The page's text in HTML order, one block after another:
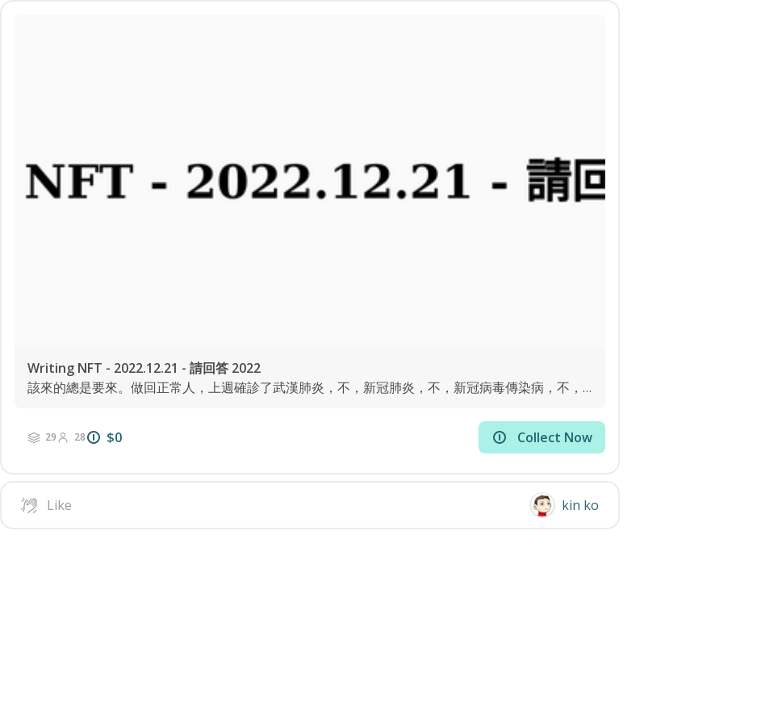
Writing NFT - 2022.12.21 - 請回答 2022
該來的總是要來。做回正常人，上週確診了武漢肺炎，不，新冠肺炎，不，新冠病毒傳染病，不，新冠感冒（如有劇情需要，定當配合當局持續更新）?...
29 28 $0 Collect Now
Like kin ko